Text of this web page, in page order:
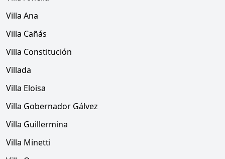
Villa Ana
Villa Cañás
Villa Constitución
Villada
Villa Eloisa
Villa Gobernador Gálvez
Villa Guillermina
Villa Minetti